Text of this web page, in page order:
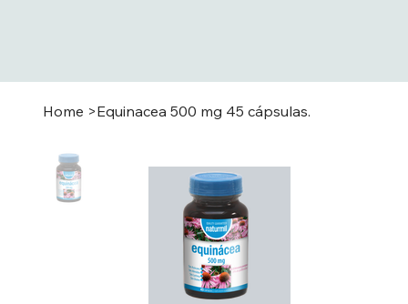
Home >Equinacea 500 mg 45 cápsulas.